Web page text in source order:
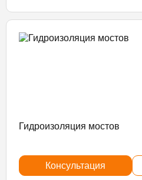
Гидроизоляция мостов
Консультация